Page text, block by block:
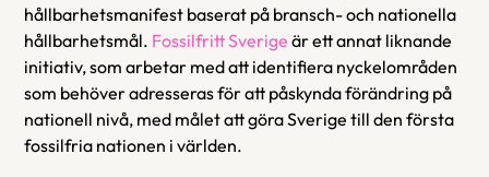
hållbarhetsmanifest baserat på bransch- och nationella
hållbarhetsmål. Fossilfritt Sverige är ett annat liknande
initiativ, som arbetar med att identifiera nyckelområden
som behöver adresseras för att påskynda förändring på
nationell nivå, med målet att göra Sverige till den första
fossilfria nationen i världen.